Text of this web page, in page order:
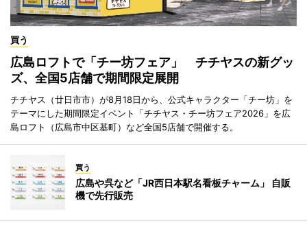
買う
広島ロフトで「チー坊フェア」 チチヤスの新グッ
ズ、全国5店舗で期間限定展開
チチヤス（廿日市市）が8月18日から、公式キャラクター「チー坊」を
テーマにした期間限定イベント「チチヤス・チー坊フェア2026」を広
島ロフト（広島市中区基町）など全国5店舗で開催する。
買う
広島や呉など「JR西日本駅名看板チャーム」 自販
機で先行販売